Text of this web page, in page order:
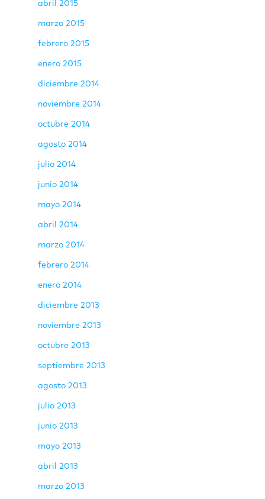
abril 2015
marzo 2015
febrero 2015
enero 2015
diciembre 2014
noviembre 2014
octubre 2014
agosto 2014
julio 2014
junio 2014
mayo 2014
abril 2014
marzo 2014
febrero 2014
enero 2014
diciembre 2013
noviembre 2013
octubre 2013
septiembre 2013
agosto 2013
julio 2013
junio 2013
mayo 2013
abril 2013
marzo 2013